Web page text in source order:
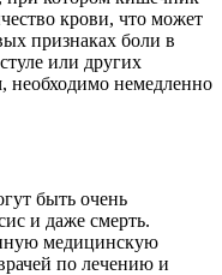
крови, что может
признаках боли в
или других
необходимо немедленно
быть очень
и даже смерть.
медицинскую
по лечению и